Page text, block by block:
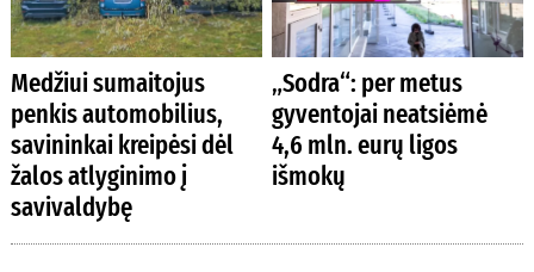
Medžiui sumaitojus
penkis automobilius,
savininkai kreipėsi dėl
žalos atlyginimo į
savivaldybę
„Sodra“: per metus
gyventojai neatsiėmė
4,6 mln. eurų ligos
išmokų